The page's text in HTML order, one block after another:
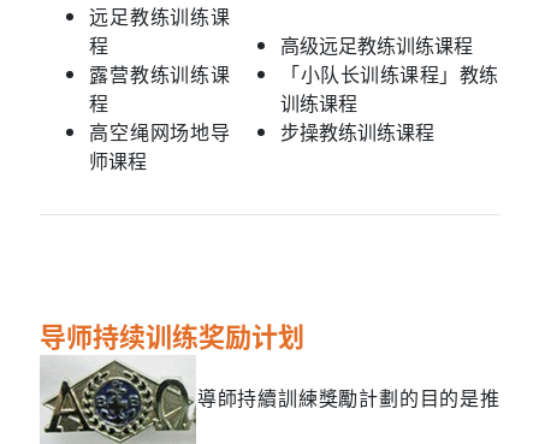
远足教练训练课
程
露营教练训练课
程
高空绳网场地导
师课程
高级远足教练训练课程
「小队长训练课程」教练
训练课程
步操教练训练课程
导师持续训练奖励计划
導師持續訓練獎勵計劃的目的是推